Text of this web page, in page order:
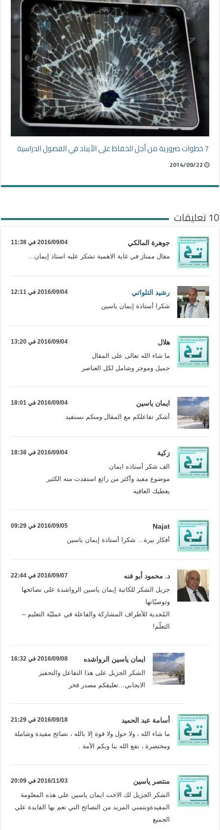
7 خطوات ضرورية من أجل الحفاظ على الأيباد في الفصول الدراسية
2014/09/22
10 تعليقات
جوهرة المالكي 2016/09/04 في 11:38
مقال ممتاز في غاية الاهمية تشكر عليه استاذ إيمان…
رشيد التلواتي 2016/09/04 في 12:11
شكرا أستاذة إيمان ياسين
هلال 2016/09/04 في 13:20
ما شاء الله تعالى على المقال
جميل وموجز وشامل لكل العناصر
ايمان ياسين 2016/09/04 في 18:01
أشكر تفاعلكم مع المقال ومنكم نستفيد
زكية 2016/09/04 في 18:38
الف شكر أستاذه ايمان
موضوع مفيد وأكثر من رائع استفدت منه الكثير
يعطيك العافيه
Najat 2016/09/05 في 09:29
أفكار نيرة… شكرا أستاذة إيمان ياسين
د. محمود أبو فنه 2016/09/07 في 22:44
جزيل الشكر للكاتبة إيمان ياسين الرواشدة على نصائحها
وتوصيّاتها
المُجدية للأطراف المشاركة والفاعلة في عمليّة التعليم –
التعلّم!
ايمان ياسين الرواشده 2016/09/08 في 16:32
الشكر الجزيل على هذا النفاعل والتحفيز
الايجابي…تعليقكم مصدر فخر
أسامة عبد الحميد 2016/09/18 في 21:29
ما شاء الله ، ولا حول ولا قوة إلا بالله ، نصائح مفيدة وشاملة
ومختصرة ، نفع الله بنا وبكم الأمة .
منتصر ياسين 2016/11/03 في 20:09
الشكر الجزيل لك الاخت ايمان ياسين علي هذه المعلومة
المفيدةونتمني المزيد من النصائح التي تعم بها الفايدة علي
الجميع